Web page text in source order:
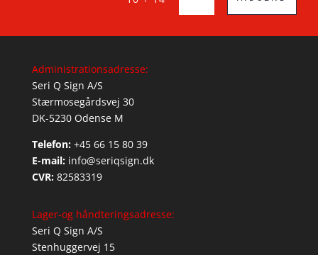
Administrationsadresse:
Seri Q Sign A/S
Stærmosegårdsvej 30
DK-5230 Odense M
Telefon: +45 66 15 80 39
E-mail: info@seriqsign.dk
CVR: 82583319
Lager-og håndteringsadresse:
Seri Q Sign A/S
Stenhuggervej 15